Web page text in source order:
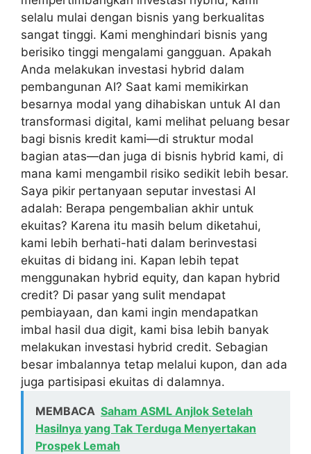
selalu mulai dengan bisnis yang berkualitas
sangat tinggi. Kami menghindari bisnis yang
berisiko tinggi mengalami gangguan. Apakah
Anda melakukan investasi hybrid dalam
pembangunan AI? Saat kami memikirkan
besarnya modal yang dihabiskan untuk AI dan
transformasi digital, kami melihat peluang besar
bagi bisnis kredit kami—di struktur modal
bagian atas—dan juga di bisnis hybrid kami, di
mana kami mengambil risiko sedikit lebih besar.
Saya pikir pertanyaan seputar investasi AI
adalah: Berapa pengembalian akhir untuk
ekuitas? Karena itu masih belum diketahui,
kami lebih berhati-hati dalam berinvestasi
ekuitas di bidang ini. Kapan lebih tepat
menggunakan hybrid equity, dan kapan hybrid
credit? Di pasar yang sulit mendapat
pembiayaan, dan kami ingin mendapatkan
imbal hasil dua digit, kami bisa lebih banyak
melakukan investasi hybrid credit. Sebagian
besar imbalannya tetap melalui kupon, dan ada
juga partisipasi ekuitas di dalamnya.
MEMBACA Saham ASML Anjlok Setelah
Hasilnya yang Tak Terduga Menyertakan
Prospek Lemah